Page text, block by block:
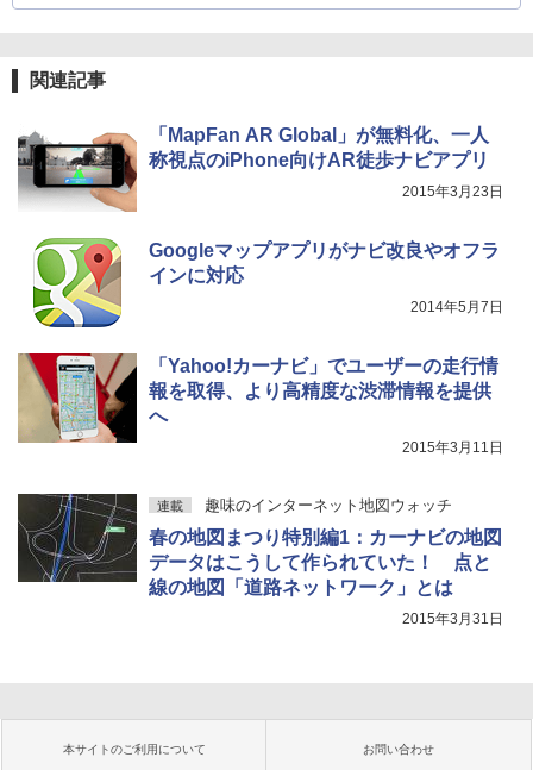
関連記事
「MapFan AR Global」が無料化、一人
称視点のiPhone向けAR徒歩ナビアプリ
2015年3月23日
Googleマップアプリがナビ改良やオフラ
インに対応
2014年5月7日
「Yahoo!カーナビ」でユーザーの走行情
報を取得、より高精度な渋滞情報を提供
へ
2015年3月11日
連載 趣味のインターネット地図ウォッチ
春の地図まつり特別編1：カーナビの地図
データはこうして作られていた！ 点と
線の地図「道路ネットワーク」とは
2015年3月31日
本サイトのご利用について お問い合わせ